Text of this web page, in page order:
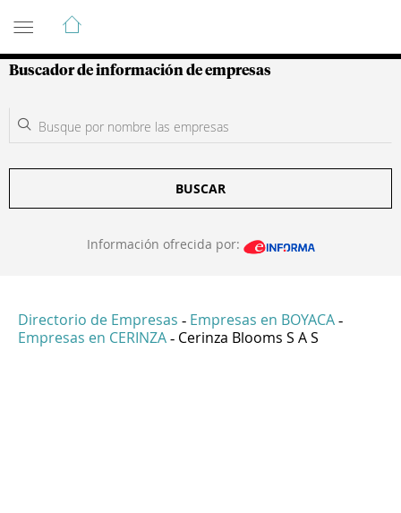
Guía de Empresas Colombianas
Buscador de información de empresas
BUSCAR
Información ofrecida por:
Directorio de Empresas - Empresas en BOYACA -
Empresas en CERINZA - Cerinza Blooms S A S